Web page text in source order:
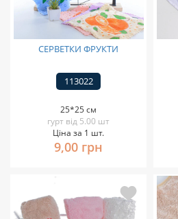
СЕРВЕТКИ ФРУКТИ
113022
25*25 см
гурт від 5.00 шт
Ціна за 1 шт.
9,00 грн